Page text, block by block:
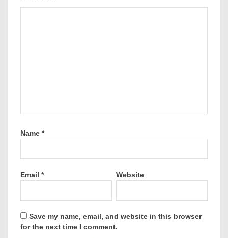
Name *
Email * Website
Save my name, email, and website in this browser
for the next time I comment.